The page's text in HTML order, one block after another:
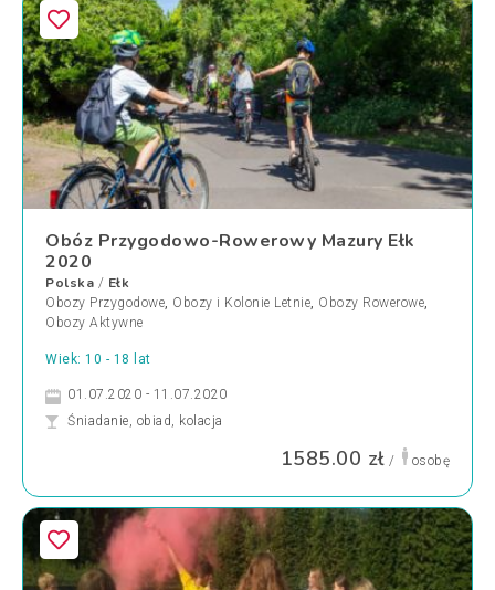
Obóz Przygodowo-Rowerowy Mazury Ełk
2020
Polska / Ełk
Obozy Przygodowe, Obozy i Kolonie Letnie, Obozy Rowerowe,
Obozy Aktywne
Wiek: 10 - 18 lat
01.07.2020 - 11.07.2020
Śniadanie, obiad, kolacja
1585.00 zł / osobę